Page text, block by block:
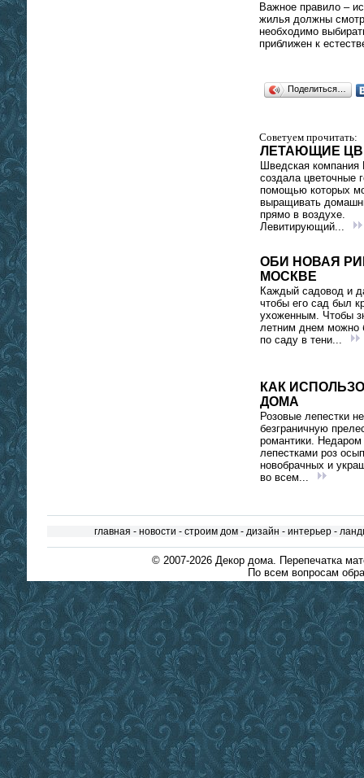
Важное правило –
жилья должны
необходимо
приближен к
Поделиться…
Советуем прочитать:
ЛЕТАЮЩИЕ
Шведская компания
создала цветочные
помощью которых
выращивать
прямо в воздухе.
Левитирующий...
ОБИ НОВАЯ
МОСКВЕ
Каждый садовод и
чтобы его сад был
ухоженным. Чтобы
летним днем можно
по саду в тени...
КАК
ДОМА
Розовые лепестки
безграничную
романтики.
лепестками роз
новобрачных и
во всем...
главная - новости - строим дом- дизайн - интерьер-
© 2007-2026 Декор дома. Перепечатка
По всем вопросам